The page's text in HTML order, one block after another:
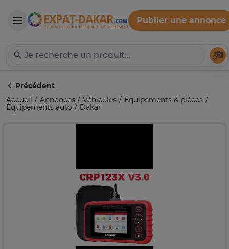
Expat-Dakar
Publier une annonce
Précédent
Accueil
Annonces Véhicules Équipements & pièces
Équipements auto Dakar